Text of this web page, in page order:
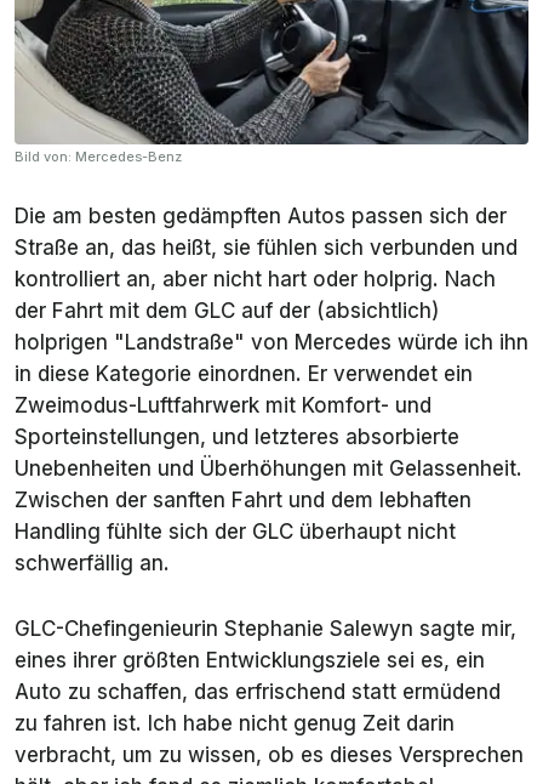
Bild von: Mercedes-Benz
Die am besten gedämpften Autos passen sich der
Straße an, das heißt, sie fühlen sich verbunden und
kontrolliert an, aber nicht hart oder holprig. Nach
der Fahrt mit dem GLC auf der (absichtlich)
holprigen "Landstraße" von Mercedes würde ich ihn
in diese Kategorie einordnen. Er verwendet ein
Zweimodus-Luftfahrwerk mit Komfort- und
Sporteinstellungen, und letzteres absorbierte
Unebenheiten und Überhöhungen mit Gelassenheit.
Zwischen der sanften Fahrt und dem lebhaften
Handling fühlte sich der GLC überhaupt nicht
schwerfällig an.
GLC-Chefingenieurin Stephanie Salewyn sagte mir,
eines ihrer größten Entwicklungsziele sei es, ein
Auto zu schaffen, das erfrischend statt ermüdend
zu fahren ist. Ich habe nicht genug Zeit darin
verbracht, um zu wissen, ob es dieses Versprechen